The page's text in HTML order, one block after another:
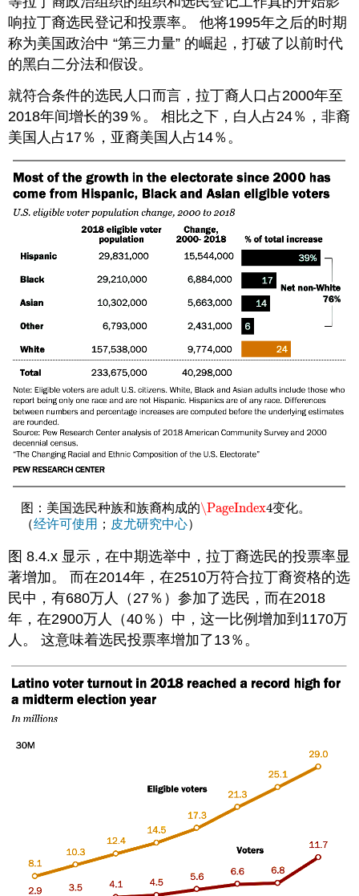
响拉丁裔选民登记和投票率。 他将1995年之后的时期
称为美国政治中 “第三力量” 的崛起，打破了以前时代
的黑白二分法和假设。
就符合条件的选民人口而言，拉丁裔人口占2000年至
2018年间增长的39％。 相比之下，白人占24％，非裔
美国人占17％，亚裔美国人占14％。
图：美国选民种族和族裔构成的\PageIndex4
\PageIndex4变化。
（经许可使用 ； 皮尤研究中心）
图 8.4.x 显示，在中期选举中，拉丁裔选民的投票率显
著增加。 而在2014年，在2510万符合拉丁裔资格的选
民中，有680万人（27％）参加了选民，而在2018
年，在2900万人（40％）中，这一比例增加到1170万
人。 这意味着选民投票率增加了13％。